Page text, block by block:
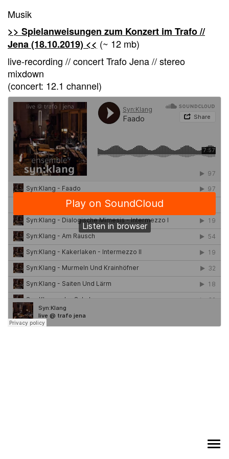
Musik
>> Spielanweisungen zum Konzert im Trafo //
Jena (18.10.2019) << (~ 12 mb)
live-recording // concert Trafo Jena // stereo
mixdown
(concert: 12.1 channel)